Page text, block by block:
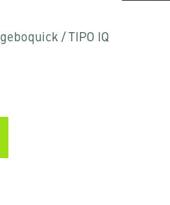
geboquick / TIPO IQ